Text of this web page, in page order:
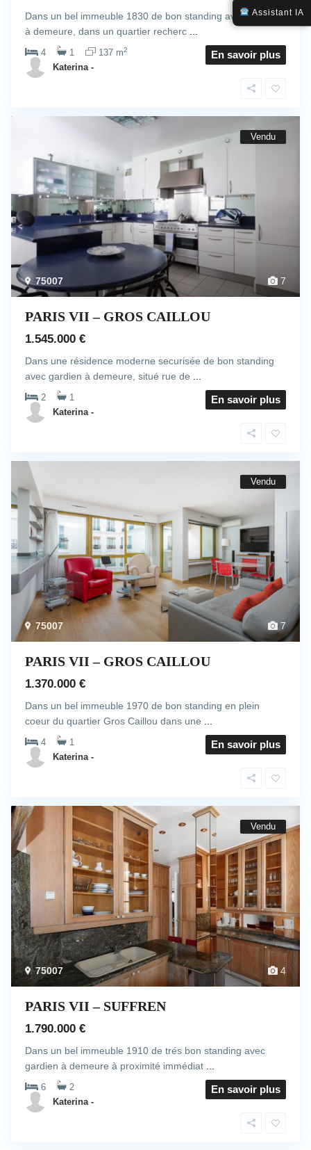
Dans un bel immeuble 1830 de bon standing avec gardien
à demeure, dans un quartier recherc
4 1 137 m2 En savoir plus
Katerina -
7
75007
Vendu
PARIS VII – GROS CAILLOU
1.545.000 €
Dans une résidence moderne securisée de bon standing
avec gardien à demeure, situé rue de
2 1 En savoir plus
Katerina -
7
75007
Vendu
PARIS VII – GROS CAILLOU
1.370.000 €
Dans un bel immeuble 1970 de bon standing en plein
coeur du quartier Gros Caillou dans une
4 1 En savoir plus
Katerina -
4
75007
Vendu
PARIS VII – SUFFREN
1.790.000 €
Dans un bel immeuble 1910 de trés bon standing avec
gardien à demeure à proximité immédiat
6 2 En savoir plus
Katerina -
Assistant IA